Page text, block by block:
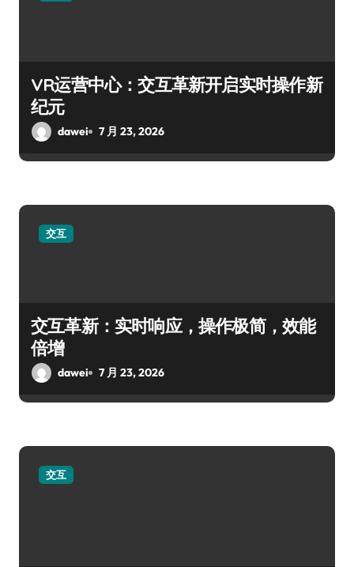
VR运营中心：交互革新开启实时操作新
纪元
dawei 7 月 23, 2026
交互
交互革新：实时响应，操作极简，效能
倍增
dawei 7 月 23, 2026
交互